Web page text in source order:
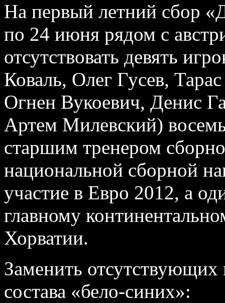
На первый летний сбор
по 24 июня рядом с
отсутствовать девять
Коваль, Олег Гусев,
Огнен Вукоевич, Денис
Артем Милевский)
старшим тренером
национальной сборной
участие в Евро 2012, а
главному
Хорватии.
Заменить
состава «бело-синих»: